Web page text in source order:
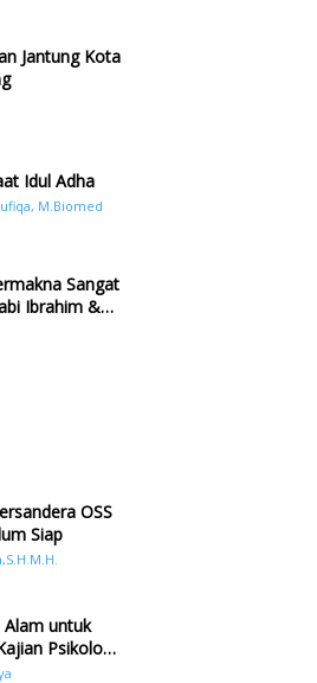
Jantung Kota
Idul Adha
M.Biomed
Sangat
Ibrahim &
OSS
Siap
Alam untuk
Psikologi
di